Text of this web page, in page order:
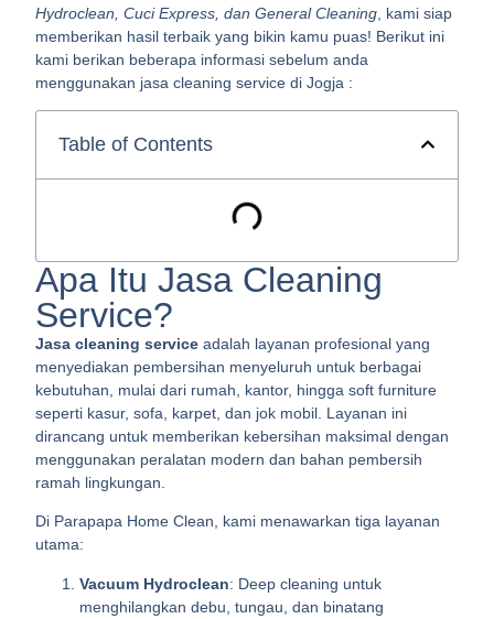
Hydroclean, Cuci Express, dan General Cleaning , kami siap
memberikan hasil terbaik yang bikin kamu puas! Berikut ini
kami berikan beberapa informasi sebelum anda
menggunakan jasa cleaning service di Jogja :
Table of Contents
Apa Itu Jasa Cleaning
Service?
Jasa cleaning service adalah layanan profesional yang
menyediakan pembersihan menyeluruh untuk berbagai
kebutuhan, mulai dari rumah, kantor, hingga soft furniture
seperti kasur, sofa, karpet, dan jok mobil. Layanan ini
dirancang untuk memberikan kebersihan maksimal dengan
menggunakan peralatan modern dan bahan pembersih
ramah lingkungan.
Di Parapapa Home Clean, kami menawarkan tiga layanan
utama:
Vacuum Hydroclean: Deep cleaning untuk
menghilangkan debu, tungau, dan binatang